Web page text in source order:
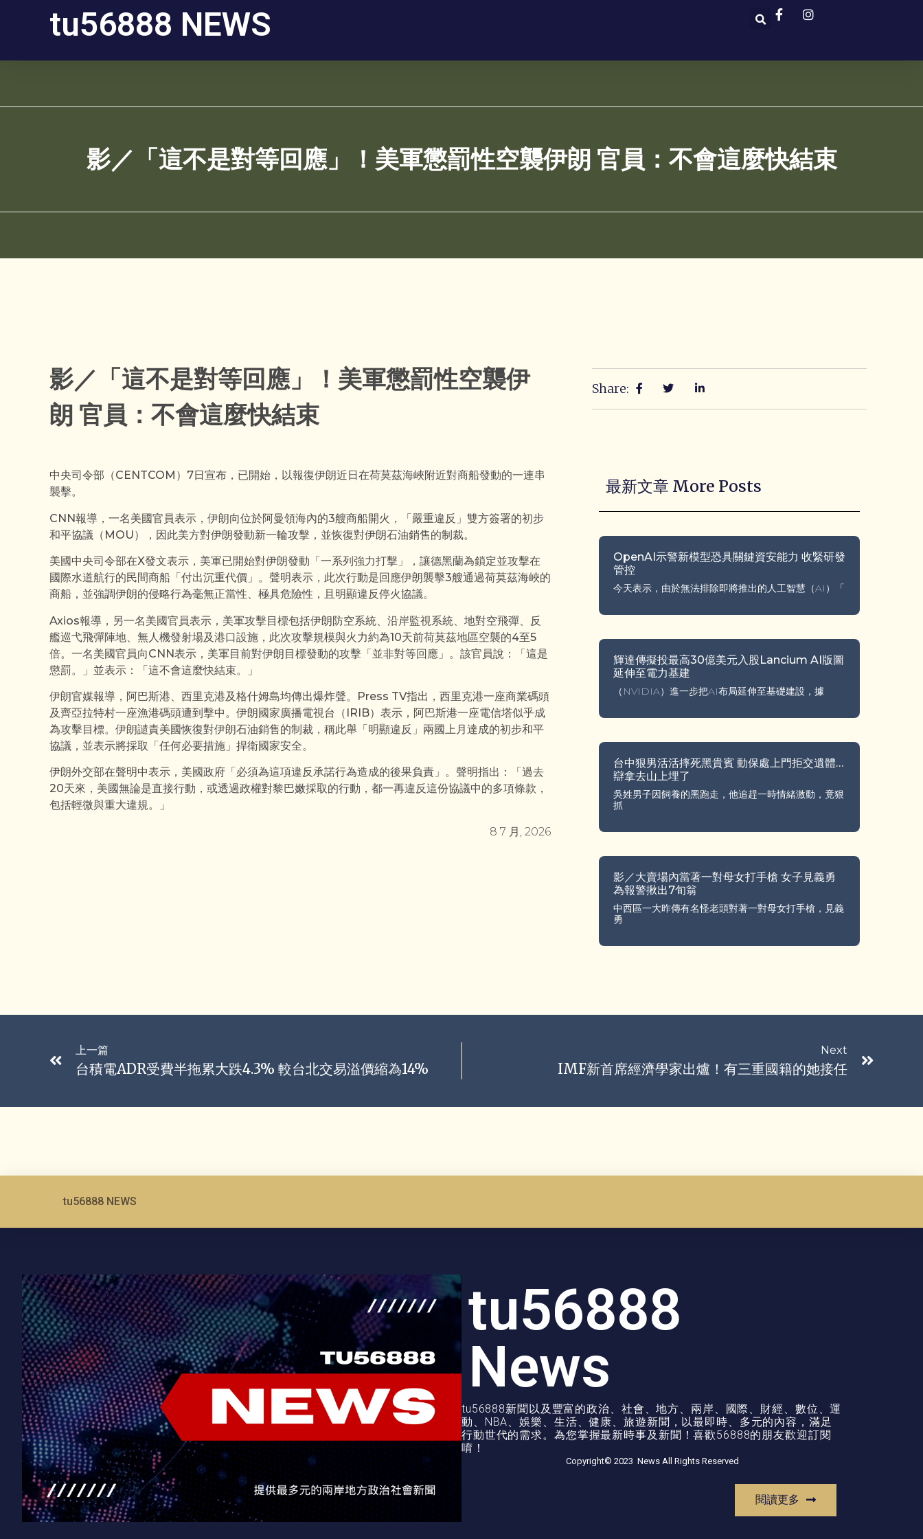
tu56888 NEWS
影／「這不是對等回應」！美軍懲罰性空襲伊朗 官員：不會這麼快結束
影／「這不是對等回應」！美軍懲罰性空襲伊
朗 官員：不會這麼快結束
中央司令部（CENTCOM）7日宣布，已開始，以報復伊朗近日在荷莫茲海峽附近對商船發動的一連串
襲擊。
CNN報導，一名美國官員表示，伊朗向位於阿曼領海內的3艘商船開火，「嚴重違反」雙方簽署的初步
和平協議（MOU），因此美方對伊朗發動新一輪攻擊，並恢復對伊朗石油銷售的制裁。
美國中央司令部在X發文表示，美軍已開始對伊朗發動「一系列強力打擊」，讓德黑蘭為鎖定並攻擊在
國際水道航行的民間商船「付出沉重代價」。聲明表示，此次行動是回應伊朗襲擊3艘通過荷莫茲海峽的
商船，並強調伊朗的侵略行為毫無正當性、極具危險性，且明顯違反停火協議。
Axios報導，另一名美國官員表示，美軍攻擊目標包括伊朗防空系統、沿岸監視系統、地對空飛彈、反
艦巡弋飛彈陣地、無人機發射場及港口設施，此次攻擊規模與火力約為10天前荷莫茲地區空襲的4至5
倍。一名美國官員向CNN表示，美軍目前對伊朗目標發動的攻擊「並非對等回應」。該官員說：「這是
懲罰。」並表示：「這不會這麼快結束。」
伊朗官媒報導，阿巴斯港、西里克港及格什姆島均傳出爆炸聲。Press TV指出，西里克港一座商業碼頭
及齊亞拉特村一座漁港碼頭遭到擊中。伊朗國家廣播電視台（IRIB）表示，阿巴斯港一座電信塔似乎成
為攻擊目標。伊朗譴責美國恢復對伊朗石油銷售的制裁，稱此舉「明顯違反」兩國上月達成的初步和平
協議，並表示將採取「任何必要措施」捍衛國家安全。
伊朗外交部在聲明中表示，美國政府「必須為這項違反承諾行為造成的後果負責」。聲明指出：「過去
20天來，美國無論是直接行動，或透過政權對黎巴嫩採取的行動，都一再違反這份協議中的多項條款，
包括輕微與重大違規。」
8 7 月, 2026
Share:
最新文章 More Posts
OpenAI示警新模型恐具關鍵資安能力 收緊研發
管控
今天表示，由於無法排除即將推出的人工智慧（AI）「
輝達傳擬投最高30億美元入股Lancium AI版圖
延伸至電力基建
（NVIDIA）進一步把AI布局延伸至基礎建設，據
台中狠男活活摔死黑貴賓 動保處上門拒交遺體…
辯拿去山上埋了
吳姓男子因飼養的黑跑走，他追趕一時情緒激動，竟狠
抓
影／大賣場內當著一對母女打手槍 女子見義勇
為報警揪出7旬翁
中西區一大昨傳有名怪老頭對著一對母女打手槍，見義
勇
上一篇
台積電ADR受費半拖累大跌4.3% 較台北交易溢價縮為14%
Next
IMF新首席經濟學家出爐！有三重國籍的她接任
tu56888 NEWS
tu56888
News
tu56888新聞以及豐富的政治、社會、地方、兩岸、國際、財經、數位、運
動、NBA、娛樂、生活、健康、旅遊新聞，以最即時、多元的內容，滿足
行動世代的需求。為您掌握最新時事及新聞！喜歡56888的朋友歡迎訂閱
唷！
Copyright© 2023 News All Rights Reserved
閱讀更多